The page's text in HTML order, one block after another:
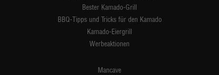
Bester Kamado-Grill
BBQ-Tipps und Tricks für den Kamado
Kamado-Eiergrill
Werbeaktionen
Mancave